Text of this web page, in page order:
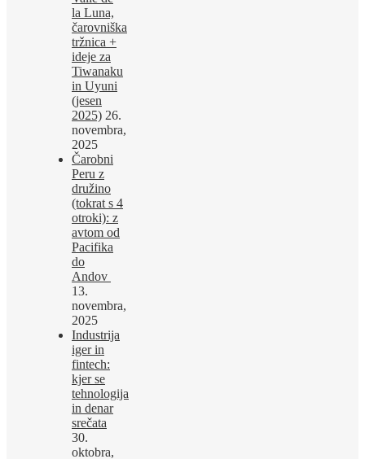
la Luna,
čarovniška
tržnica +
ideje za
Tiwanaku
in Uyuni
(jesen
2025) 26.
novembra,
2025
Čarobni
Peru z
družino
(tokrat s 4
otroki): z
avtom od
Pacifika
do
Andov
13.
novembra,
2025
Industrija
iger in
fintech:
kjer se
tehnologija
in denar
srečata
30.
oktobra,